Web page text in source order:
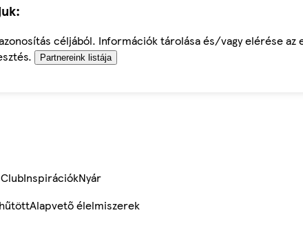
céljából. Információk tárolása és/vagy elérése
Partnereink listája
InspirációkNyár
Alapvető élelmiszerek